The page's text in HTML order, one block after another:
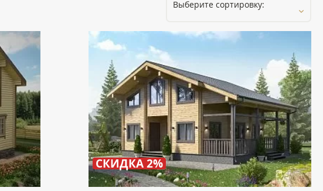
СКИДКА 2%